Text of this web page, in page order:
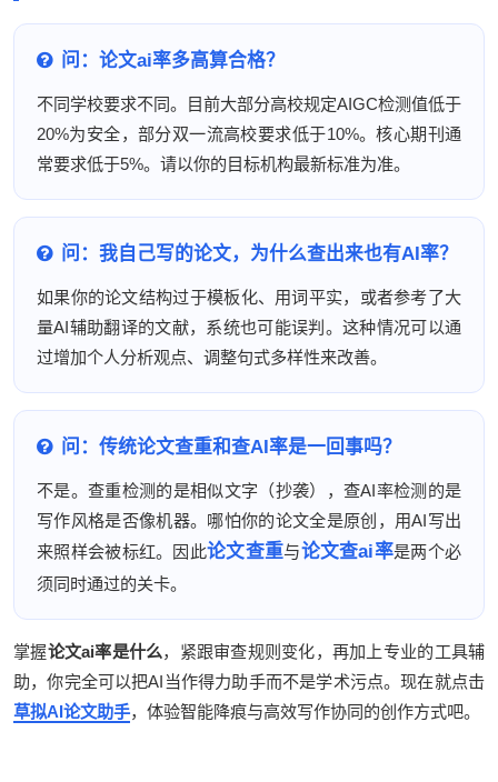
问：论文ai率多高算合格？
不同学校要求不同。目前大部分高校规定AIGC检测值低于
20%为安全，部分双一流高校要求低于10%。核心期刊通
常要求低于5%。请以你的目标机构最新标准为准。
问：我自己写的论文，为什么查出来也有AI率？
如果你的论文结构过于模板化、用词平实，或者参考了大
量AI辅助翻译的文献，系统也可能误判。这种情况可以通
过增加个人分析观点、调整句式多样性来改善。
问：传统论文查重和查AI率是一回事吗？
不是。查重检测的是相似文字（抄袭），查AI率检测的是
写作风格是否像机器。哪怕你的论文全是原创，用AI写出
来照样会被标红。因此论文查重与论文查ai率是两个必
须同时通过的关卡。
掌握论文ai率是什么，紧跟审查规则变化，再加上专业的工具辅
助，你完全可以把AI当作得力助手而不是学术污点。现在就点击
草拟AI论文助手，体验智能降痕与高效写作协同的创作方式吧。